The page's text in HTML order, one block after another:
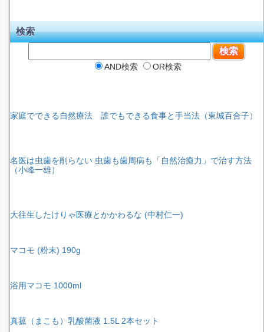
検索
AND検索 OR検索
家庭でできる自然療法 誰でもできる食事と手当法（東城百合子）
名医は虫歯を削らない 虫歯も歯周病も「自然治癒力」で治す方法
（小峰一雄）
大往生したけりゃ医療とかかわるな (中村仁一)
マコモ (粉末) 190g
浴用マコモ 1000ml
真菰（まこも）乳酸菌液 1.5L 2本セット